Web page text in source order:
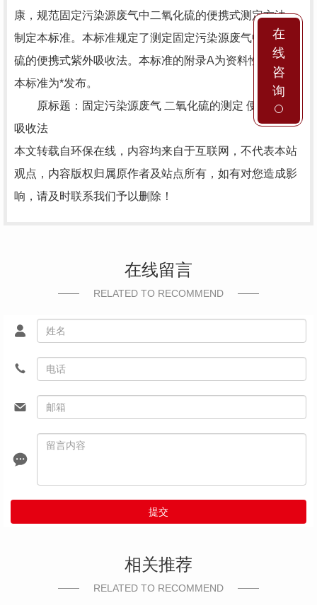
康，规范固定污染源废气中二氧化硫的便携式测定方法，
制定本标准。本标准规定了测定固定污染源废气中二氧化
硫的便携式紫外吸收法。本标准的附录A为资料性附录。
本标准为*发布。
原标题：固定污染源废气 二氧化硫的测定 便携式紫外
吸收法
本文转载自环保在线，内容均来自于互联网，不代表本站
观点，内容版权归属原作者及站点所有，如有对您造成影
响，请及时联系我们予以删除！
在线留言
RELATED TO RECOMMEND
提交
相关推荐
RELATED TO RECOMMEND
在
线
咨
询